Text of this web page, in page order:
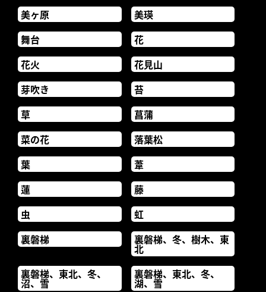
美ヶ原
美瑛
舞台
花
花火
花見山
芽吹き
苔
草
菖蒲
菜の花
落葉松
葉
葦
蓮
藤
虫
虹
裏磐梯
裏磐梯、冬、樹木、東
北
裏磐梯、東北、冬、
沼、雪
裏磐梯、東北、冬、
湖、雪